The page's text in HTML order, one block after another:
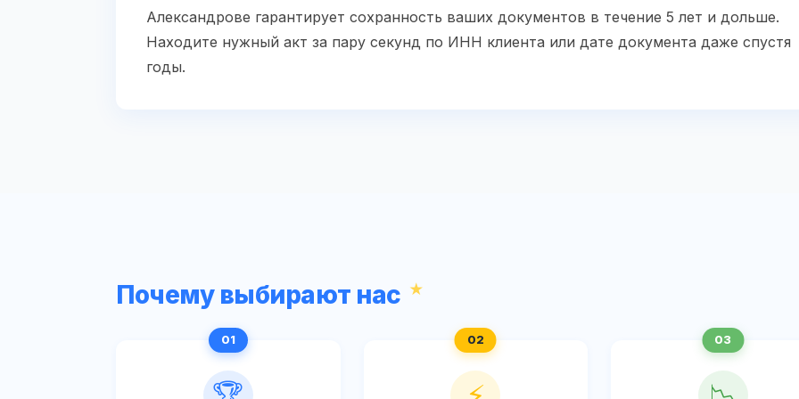
Александрове гарантирует сохранность ваших документов в течение 5 лет и дольше.
Находите нужный акт за пару секунд по ИНН клиента или дате документа даже спустя
годы.
Почему выбирают нас